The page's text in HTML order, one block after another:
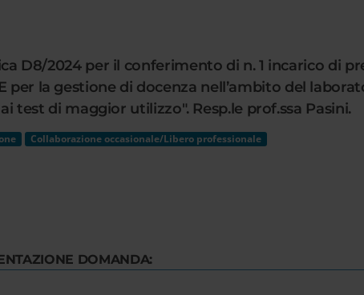
D8/2024 per il conferimento di n. 1 incarico di
per la gestione di docenza nell’ambito del
test di maggior utilizzo". Resp.le prof.ssa Pasini.
Collaborazione occasionale/Libero professionale
DOMANDA: